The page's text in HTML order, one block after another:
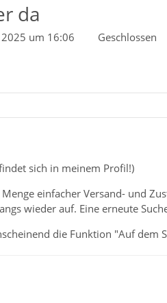
da
um 16:06 Geschlossen
sich in meinem Profil!)
einfacher Versand- und
wieder auf. Eine erneute
die Funktion "Auf dem